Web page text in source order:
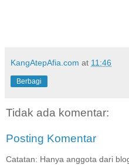
KangAtepAfia.com at 11:46
Berbagi
Tidak ada komentar:
Posting Komentar
Catatan: Hanya anggota dari